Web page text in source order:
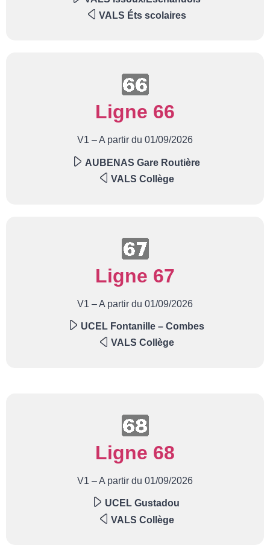
VALS Éts scolaires
Ligne 66
V1 – A partir du 01/09/2026
AUBENAS Gare Routière
VALS Collège
Ligne 67
V1 – A partir du 01/09/2026
UCEL Fontanille – Combes
VALS Collège
Ligne 68
V1 – A partir du 01/09/2026
UCEL Gustadou
VALS Collège